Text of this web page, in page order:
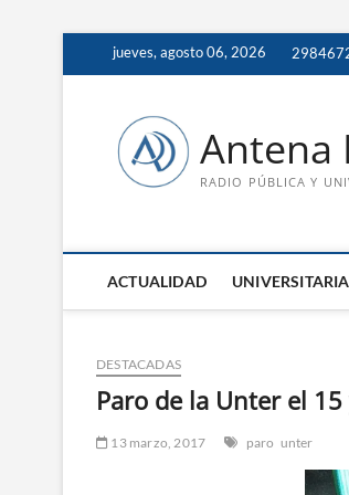
jueves, agosto 06, 2026
Antena
RADIO PÚBLICA Y
ACTUALIDAD
DESTACADAS
Paro de la Unter el
13 marzo, 2017 paro unter